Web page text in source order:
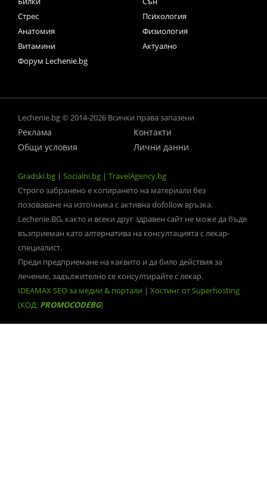
Стрес
Психология
Анатомия
Физиология
Витамини
Актуално
Форум Lechenie.bg
Lechenie.bg © 2014-2026 Всички права запазени
Реклама
Контакти
Общи условия
Лични данни
Gradski.bg | Socialni.bg | TravelAgency.bg
Строго забранено е копирането на материали без
позоваване на източника с активна dofollow връзка.
Lechenie.BG, както и всеки друг здравен сайт не може да бъде
възприеман като алтернатива на консултацията с лекар-
специалист.
Преди предприемане на каквито и да било действия за
лечение, задължително се консултирайте с лекар.
IDEAMAX SEO за медии & портали | Хостинг от Superhosting
(КОД: PROMOCODEBG)